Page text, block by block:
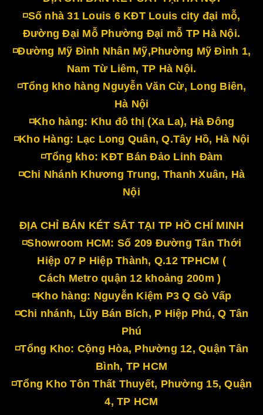
◽Số nhà 31 Louis 6 KĐT Louis city đại mỗ,
Đường Đại Mỗ Phường Đại mỗ TP Hà Nội.
◽Đường Mỹ Đình Nhân Mỹ,Phường Mỹ Đình 1,
Nam Từ Liêm, TP Hà Nội.
◽Tổng kho hàng Nguyễn Văn Cừ, Long Biên,
Hà Nội
◽Kho hàng: Khu đô thị (Xa La), Hà Đông
◽Kho Hàng: Lạc Long Quân, Q.Tây Hồ, Hà Nội
◽Tổng kho: KĐT Bán Đảo Linh Đàm
◽Chi Nhánh Khương Trung, Thanh Xuân, Hà
Nội
ĐỊA CHỈ BÁN KÉT SẮT TẠI TP HỒ CHÍ MINH
◽Showroom HCM: Số 209 Đường Tân Thới
Hiệp 07 P Hiệp Thành, Q.12 TPHCM (
Cách Metro quận 12 khoảng 200m )
◽Kho hàng: Nguyễn Kiệm P3 Q Gò Vấp
◽Chi nhánh, Lũy Bán Bích, P Hiệp Phú, Q Tân
Phú
◽Tổng Kho: Cộng Hòa, Phường 12, Quận Tân
Bình, TP HCM
◽Tổng Kho Tôn Thất Thuyết, Phường 15, Quận
4, TP HCM